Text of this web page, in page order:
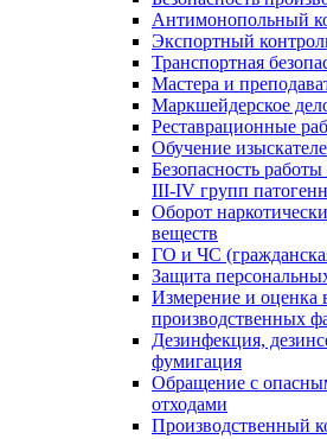
Антимонопольный
Экспортный
Транспортная
Мастера и
Маркшейдерское
Реставрационные
Обучение
Безопасность
III-IV групп
Оборот
веществ
ГО и ЧС
Защита
Измерение и оценка
производственных
Дезинфекция,
фумигация
Обращение с
отходами
Производственный